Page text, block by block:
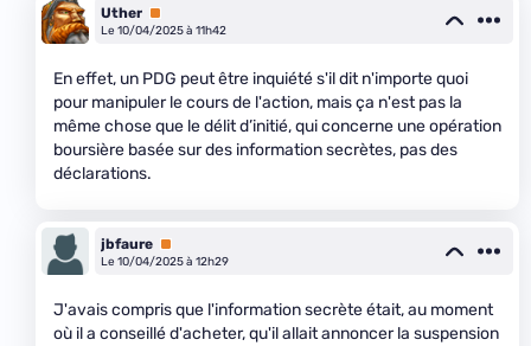
Uther Premium
Le 10/04/2025 à 11h42
En effet, un PDG peut être inquiété s'il dit n'importe quoi
pour manipuler le cours de l'action, mais ça n'est pas la
même chose que le délit d’initié, qui concerne une opération
boursière basée sur des information secrètes, pas des
déclarations.
jbfaure Premium
Le 10/04/2025 à 12h29
J'avais compris que l'information secrète était, au moment
où il a conseillé d'acheter, qu'il allait annoncer la suspension